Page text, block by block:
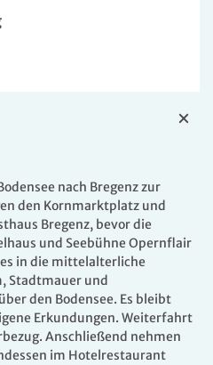
nach Bregenz zur
den Kornmarktplatz und
Bregenz, bevor die
und Seebühne Opernflair
in die mittelalterliche
Stadtmauer und
den Bodensee. Es bleibt
Erkundungen. Weiterfahrt
Anschließend nehmen
im Hotelrestaurant